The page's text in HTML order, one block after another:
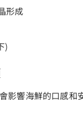
形成
)
影響海鮮的口感和